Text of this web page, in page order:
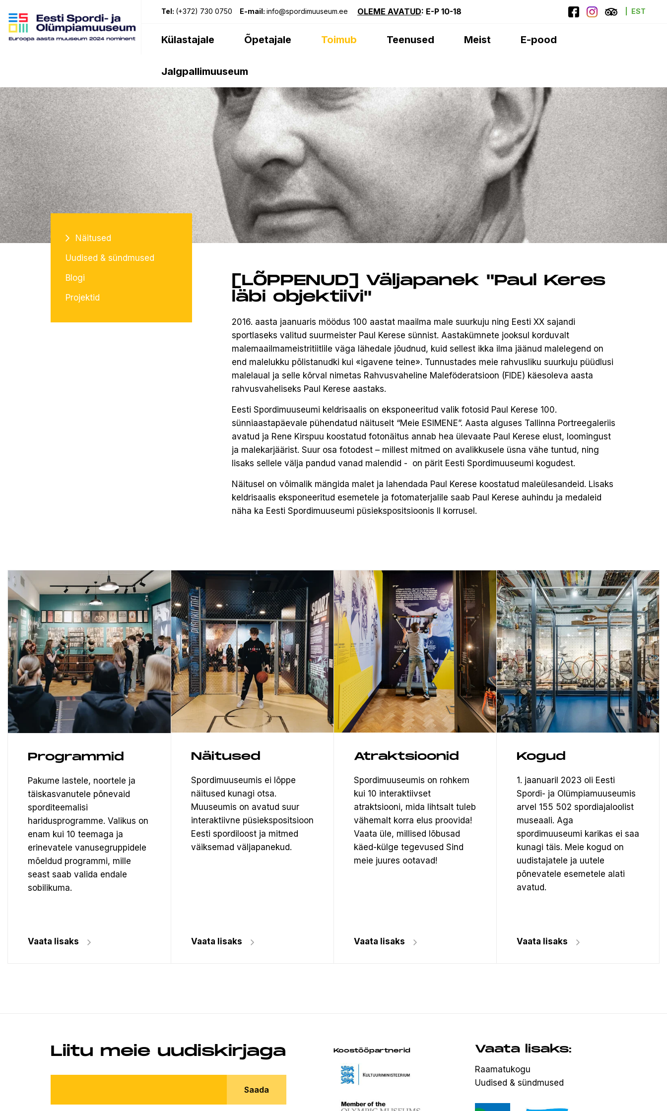
Tel: (+372) 730 0750 E-mail: info@spordimuuseum.ee OLEME AVATUD: E-P 10-18 EST
Külastajale Õpetajale Toimub Teenused Meist E-pood
Jalgpallimuuseum
Näitused
Uudised & sündmused
Blogi
Projektid
[LÕPPENUD] Väljapanek "Paul Keres
läbi objektiivi"
2016. aasta jaanuaris möödus 100 aastat maailma male suurkuju ning Eesti XX sajandi
sportlaseks valitud suurmeister Paul Kerese sünnist. Aastakümnete jooksul korduvalt
malemaailmameistritiitlile väga lähedale jõudnud, kuid sellest ikka ilma jäänud malelegend on
end malelukku põlistanudki kui «igavene teine». Tunnustades meie rahvusliku suurkuju püüdlusi
malelaual ja selle kõrval nimetas Rahvusvaheline Maleföderatsioon (FIDE) käesoleva aasta
rahvusvaheliseks Paul Kerese aastaks.
Eesti Spordimuuseumi keldrisaalis on eksponeeritud valik fotosid Paul Kerese 100.
sünniaastapäevale pühendatud näituselt “Meie ESIMENE”. Aasta alguses Tallinna Portreegaleriis
avatud ja Rene Kirspuu koostatud fotonäitus annab hea ülevaate Paul Kerese elust, loomingust
ja malekarjäärist. Suur osa fotodest – millest mitmed on avalikkusele üsna vähe tuntud, ning
lisaks sellele välja pandud vanad malendid - on pärit Eesti Spordimuuseumi kogudest.
Näitusel on võimalik mängida malet ja lahendada Paul Kerese koostatud maleülesandeid. Lisaks
keldrisaalis eksponeeritud esemetele ja fotomaterjalile saab Paul Kerese auhindu ja medaleid
näha ka Eesti Spordimuuseumi püsiekspositsioonis II korrusel.
Programmid
Pakume lastele, noortele ja
täiskasvanutele põnevaid
sporditeemalisi
haridusprogramme. Valikus on
enam kui 10 teemaga ja
erinevatele vanusegruppidele
mõeldud programmi, mille
seast saab valida endale
sobilikuma.
Vaata lisaks
Näitused
Spordimuuseumis ei lõppe
näitused kunagi otsa.
Muuseumis on avatud suur
interaktiivne püsiekspositsioon
Eesti spordiloost ja mitmed
väiksemad väljapanekud.
Vaata lisaks
Atraktsioonid
Spordimuuseumis on rohkem
kui 10 interaktiivset
atraktsiooni, mida lihtsalt tuleb
vähemalt korra elus proovida!
Vaata üle, millised lõbusad
käed-külge tegevused Sind
meie juures ootavad!
Vaata lisaks
Kogud
1. jaanuaril 2023 oli Eesti
Spordi- ja Olümpiamuuseumis
arvel 155 502 spordiajaloolist
museaali. Aga
spordimuuseumi karikas ei saa
kunagi täis. Meie kogud on
uudistajatele ja uutele
põnevatele esemetele alati
avatud.
Vaata lisaks
Liitu meie uudiskirjaga
Saada
Koostööpartnerid Vaata lisaks:
Raamatukogu
Uudised & sündmused